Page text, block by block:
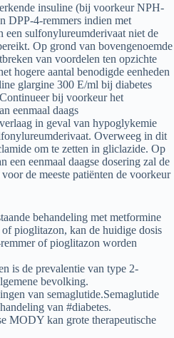
insuline (bij voorkeur NPH-
DPP-4-remmers indien met
een sulfonylureumderivaat niet de
Op grond van bovengenoemde
van voordelen ten opzichte
hogere aantal benodigde eenheden
glargine 300 E/ml bij diabetes
bij voorkeur het
eenmaal daags
in geval van hypoglykemie
Overweeg in dit
om te zetten in gliclazide. Op
een eenmaal daagse dosering zal de
de meeste patiënten de voorkeur
behandeling met metformine
pioglitazon, kan de huidige dosis
of pioglitazon worden
is de prevalentie van type 2-
bevolking.
van semaglutide.Semaglutide
van #diabetes.
MODY kan grote therapeutische